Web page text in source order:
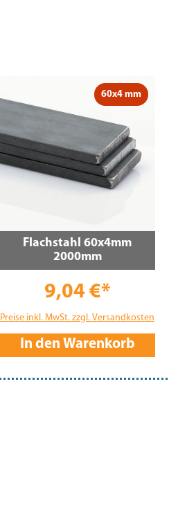
60x4 mm
Flachstahl 60x4mm
2000mm
9,04 €*
Preise inkl. MwSt. zzgl. Versandkosten
In den Warenkorb